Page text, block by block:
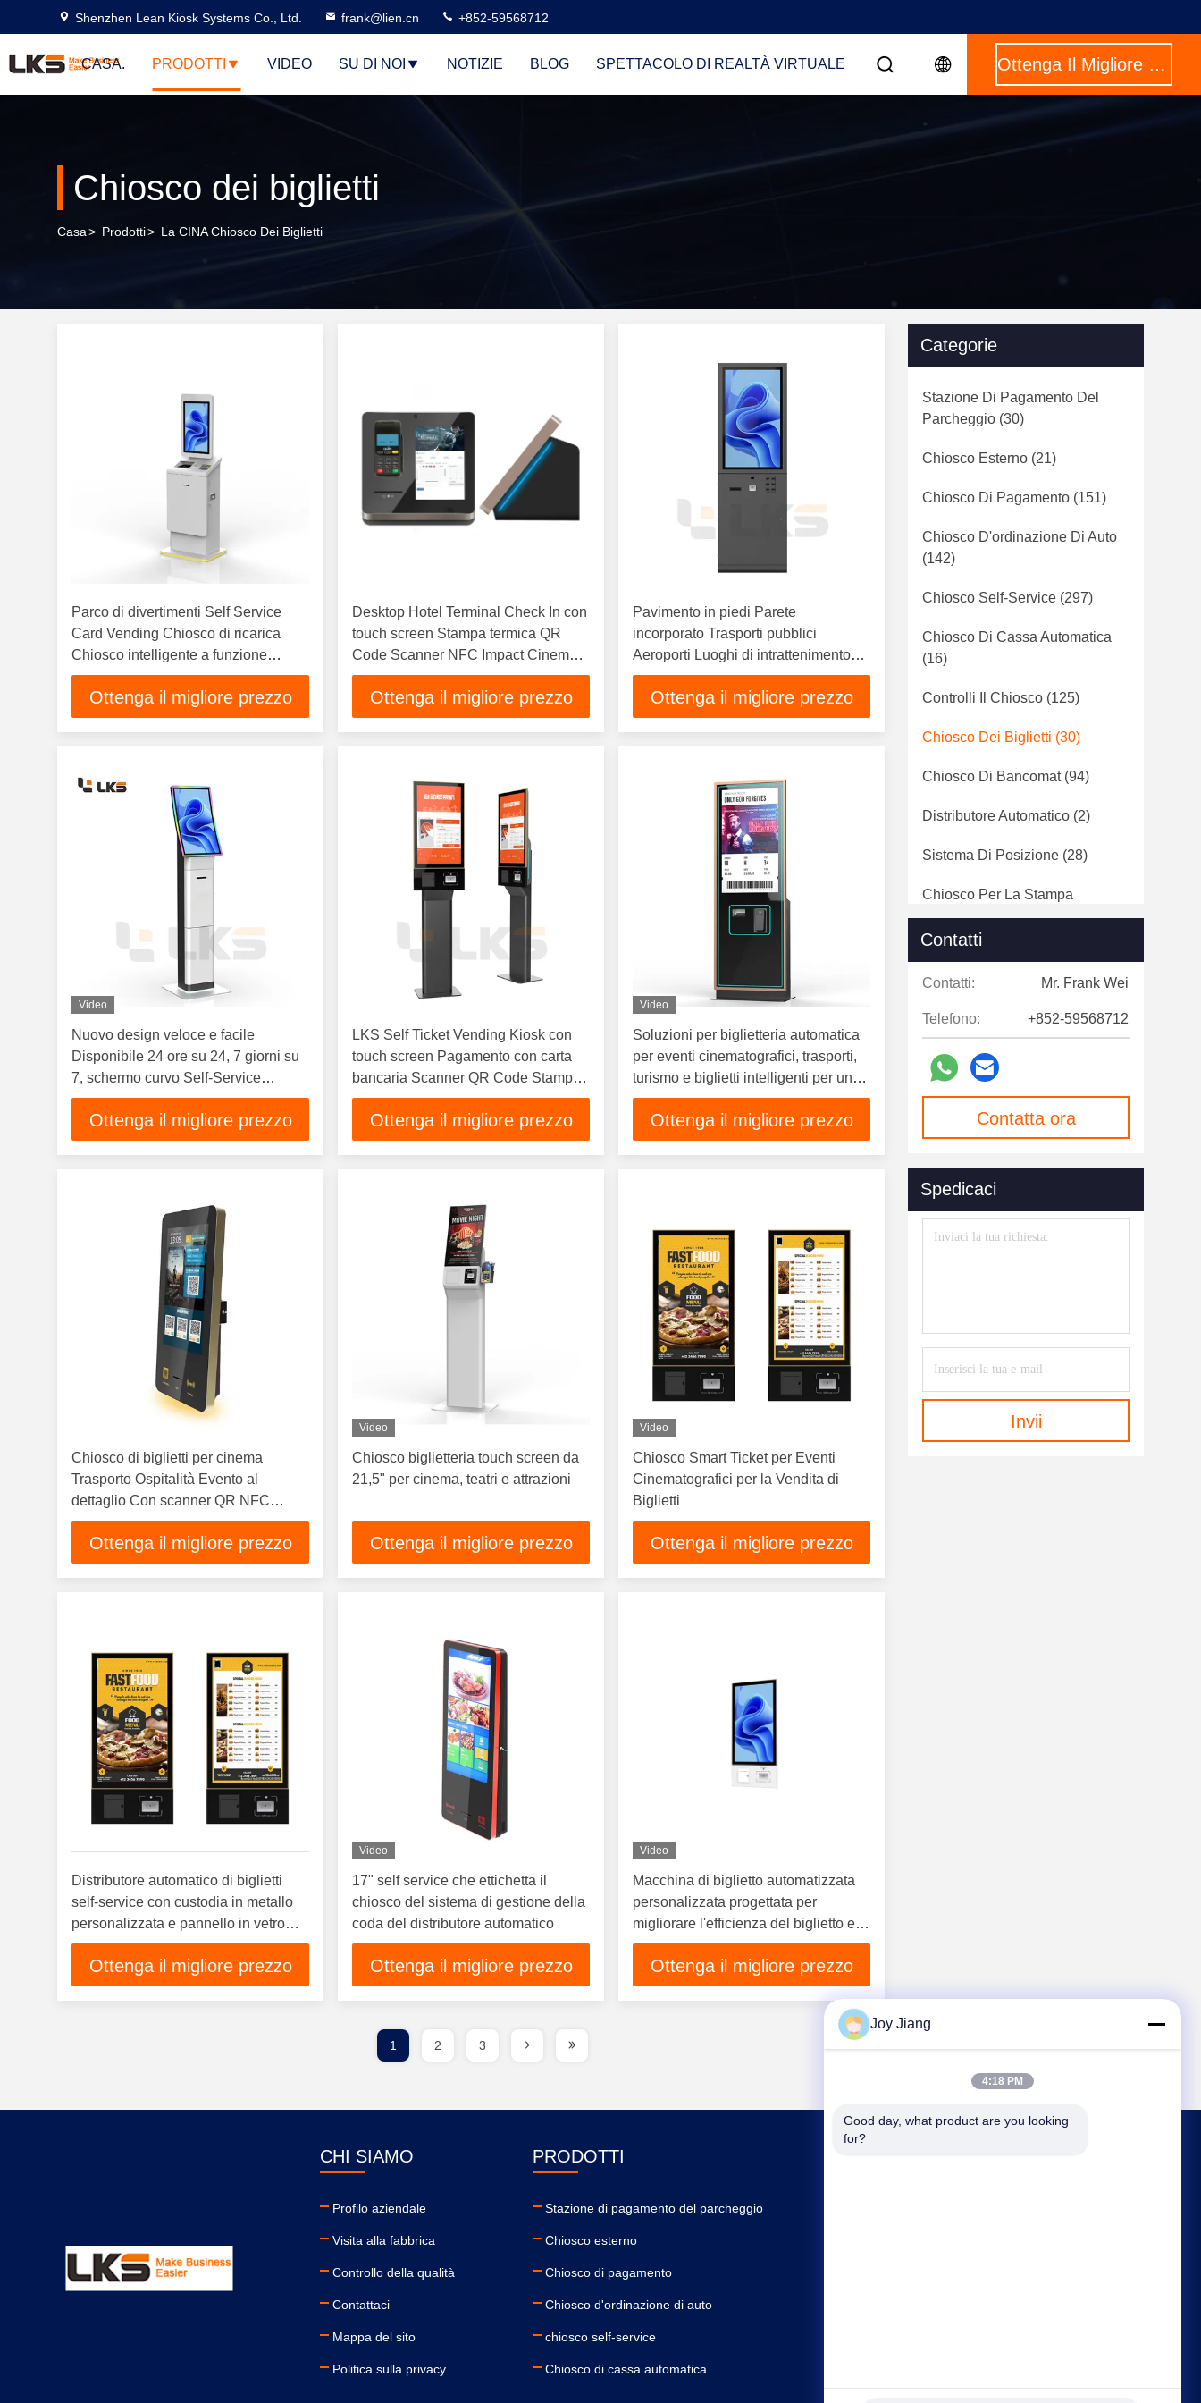
Shenzhen Lean Kiosk Systems Co., Ltd. frank@lien.cn +852-59568712
CASA. PRODOTTI VIDEO SU DI NOI NOTIZIE BLOG SPETTACOLO DI REALTÀ VIRTUALE Ottenga Il Migliore Prezzo
Chiosco dei biglietti
Casa> Prodotti> La CINA Chiosco Dei Biglietti
Parco di divertimenti Self Service
Card Vending Chiosco di ricarica
Chiosco intelligente a funzione
completa
Ottenga il migliore prezzo
Desktop Hotel Terminal Check In con
touch screen Stampa termica QR
Code Scanner NFC Impact Cinema
Ticket Kiosk
Ottenga il migliore prezzo
Pavimento in piedi Parete
incorporato Trasporti pubblici
Aeroporti Luoghi di intrattenimento
Parcheggio Biglietto vending
machine Chiosco di stampa
Ottenga il migliore prezzo
Video
Nuovo design veloce e facile
Disponibile 24 ore su 24, 7 giorni su
7, schermo curvo Self-Service
Chiosco biglietto per cinema Eventi
aeroportuali
Ottenga il migliore prezzo
LKS Self Ticket Vending Kiosk con
touch screen Pagamento con carta
bancaria Scanner QR Code Stampa
biglietti termici
Ottenga il migliore prezzo
Video
Soluzioni per biglietteria automatica
per eventi cinematografici, trasporti,
turismo e biglietti intelligenti per una
bigliettazione senza interruzioni in
tutti i settori
Ottenga il migliore prezzo
Chiosco di biglietti per cinema
Trasporto Ospitalità Evento al
dettaglio Con scanner QR NFC
Stampa RFID Terminal di vendita di
biglietti
Ottenga il migliore prezzo
Video
Chiosco biglietteria touch screen da
21,5" per cinema, teatri e attrazioni
Ottenga il migliore prezzo
Video
Chiosco Smart Ticket per Eventi
Cinematografici per la Vendita di
Biglietti
Ottenga il migliore prezzo
Distributore automatico di biglietti
self-service con custodia in metallo
personalizzata e pannello in vetro
temperato Chiosco automatico per
biglietti
Ottenga il migliore prezzo
Video
17" self service che ettichetta il
chiosco del sistema di gestione della
coda del distributore automatico
Ottenga il migliore prezzo
Video
Macchina di biglietto automatizzata
personalizzata progettata per
migliorare l'efficienza del biglietto e
semplificare l'esperienza del cliente
Ottenga il migliore prezzo
Categorie
Stazione Di Pagamento Del
Parcheggio (30)
Chiosco Esterno (21)
Chiosco Di Pagamento (151)
Chiosco D'ordinazione Di Auto
(142)
Chiosco Self-Service (297)
Chiosco Di Cassa Automatica
(16)
Controlli Il Chiosco (125)
Chiosco Dei Biglietti (30)
Chiosco Di Bancomat(94)
Distributore Automatico (2)
Sistema Di Posizione (28)
Chiosco Per La Stampa
Fotografica(29)
Portoni Di Velocità(12)
Contatti
Contatti: Mr. Frank Wei
Telefono: +852-59568712
Contatta ora
Spedicaci
Invii
1 2 3
CHI SIAMO
Profilo aziendale
Visita alla fabbrica
Controllo della qualità
Contattaci
Mappa del sito
Politica sulla privacy
PRODOTTI
Stazione di pagamento del parcheggio
Chiosco esterno
Chiosco di pagamento
Chiosco d'ordinazione di auto
chiosco self-service
Chiosco di cassa automatica
Joy Jiang
4:18 PM
Good day, what product are you looking
for?